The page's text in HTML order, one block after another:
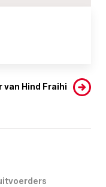
van Hind Fraihi